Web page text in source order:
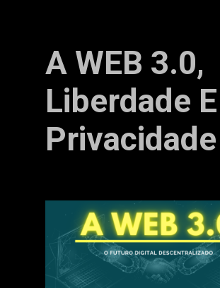
A WEB 3.0,
Liberdade E
Privacidade